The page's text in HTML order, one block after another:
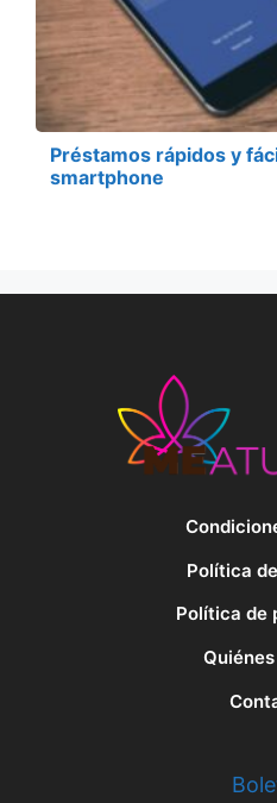
Préstamos rápidos y
smartphone
Política
Política de